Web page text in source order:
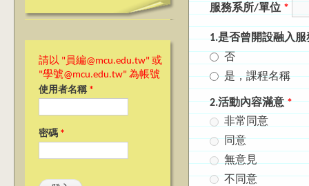
請以 "員編@mcu.edu.tw" 或
"學號@mcu.edu.tw" 為帳號
使用者名稱 *
密碼 *
服務系所/單位 *
1.是否曾開設融入
否
是，課程名稱
2.活動內容滿意*
非常同意
同意
無意見
不同意